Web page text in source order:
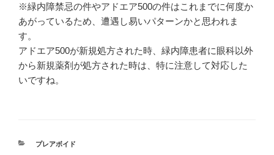
※緑内障禁忌の件やアドエア500の件はこれまでに何度か
あがっているため、遭遇し易いパターンかと思われま
す。
アドエア500が新規処方された時、緑内障患者に眼科以外
から新規薬剤が処方された時は、特に注意して対応した
いですね。
カ
プレアボイド